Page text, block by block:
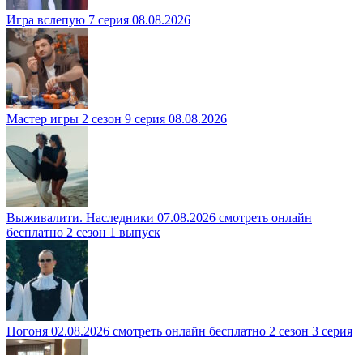
Игра вслепую 7 серия 08.08.2026
Мастер игры 2 сезон 9 серия 08.08.2026
Выживалити. Наследники 07.08.2026 смотреть онлайн
бесплатно 2 сезон 1 выпуск
Погоня 02.08.2026 смотреть онлайн бесплатно 2 сезон 3 серия